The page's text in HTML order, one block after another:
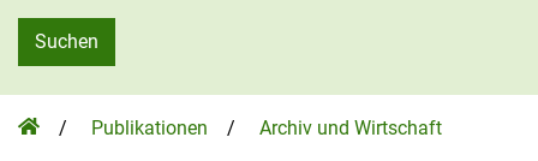
Suchen
HomepagePublikationen Archiv und Wirtschaft